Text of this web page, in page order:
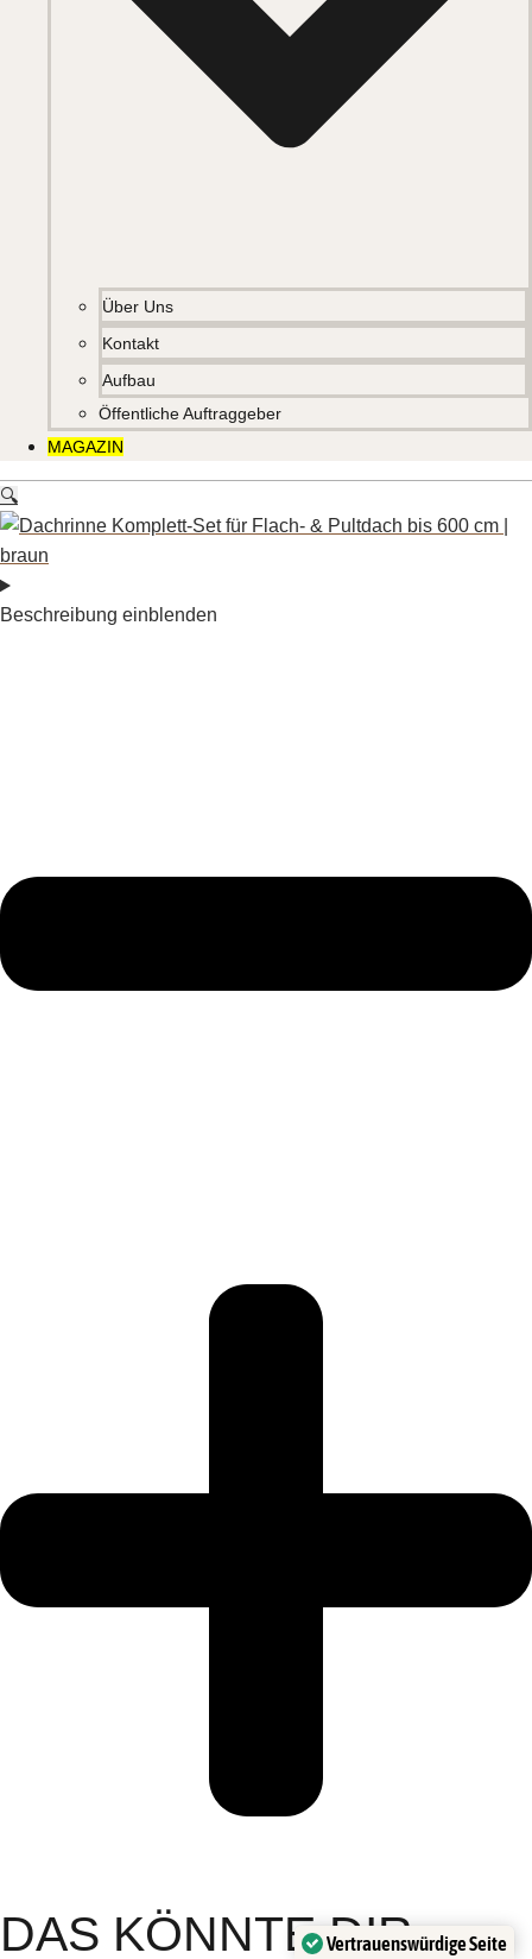
Über Uns
Kontakt
Aufbau
Öffentliche Auftraggeber
MAGAZIN
🔍
Beschreibung einblenden
DAS KÖNNTE DIRVertrauenswürdige Seite